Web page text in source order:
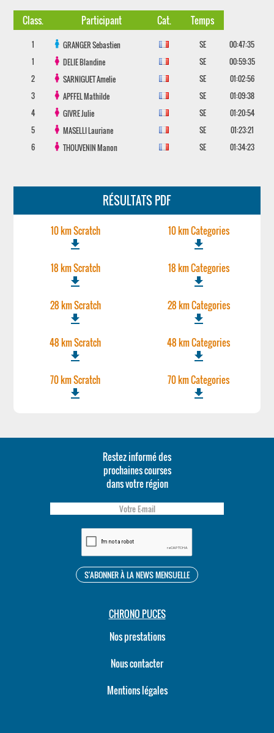
Class. Participant Cat. Temps
1 GRANGERSebastien SE
00:47:35
1
DELIEBlandine SE
00:59:35
2
SARNIGUETAmelie SE
01:02:56
3
APFFELMathilde SE
01:09:38
4
GIVREJulie SE
01:20:54
5
MASELLILauriane SE
01:23:21
6
THOUVENINManon SE 01:34:23
RÉSULTATS PDF
10 km Scratch
file_download
10 km Categories
file_download
18 km Scratch
file_download
18 km Categories
file_download
28 km Scratch
file_download
28 km Categories
file_download
48 km Scratch
file_download
48 km Categories
file_download
70 km Scratch
file_download
70 km Categories
file_download
Restez informé des
prochaines courses
dans votre région
CHRONO PUCES
Nos prestations
Nous contacter
Mentions légales